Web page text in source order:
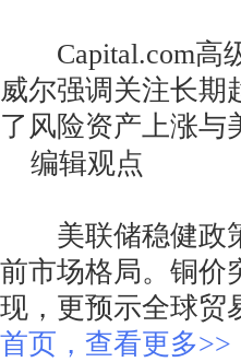
Capital.com高级
威尔强调关注长期
了风险资产上涨与
编辑观点
美联储稳健政策
前市场格局。铜价
现，更预示全球
首页，查看更多>>